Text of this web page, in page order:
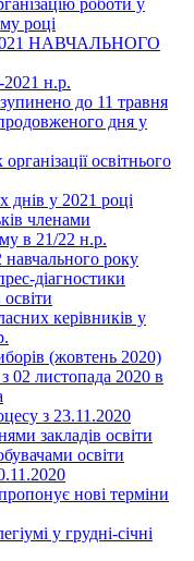
роботи у
році
НАВЧАЛЬНОГО
2021 н.р.
до 11 травня
дня у
освітнього
днів у 2021 році
членами
в 21/22 н.р.
року
діагностики
керівників у
(жовтень 2020)
02 листопада 2020 в
з 23.11.2020
закладів освіти
освіти
нові терміни
у грудні-січні